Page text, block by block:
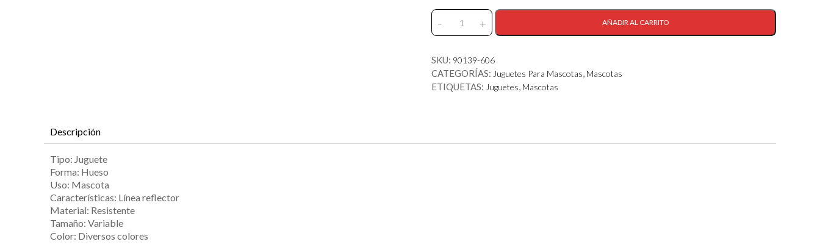
-
Juguete
Mascota
Reflector
cantidad
+ AÑADIR AL CARRITO
SKU: 90139-606
CATEGORÍAS: Juguetes Para Mascotas, Mascotas
ETIQUETAS: Juguetes, Mascotas
Descripción
Tipo: Juguete
Forma: Hueso
Uso: Mascota
Características: Línea reflector
Material: Resistente
Tamaño: Variable
Color: Diversos colores